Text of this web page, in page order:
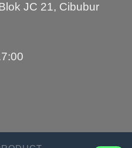
JC 21, Cibubur